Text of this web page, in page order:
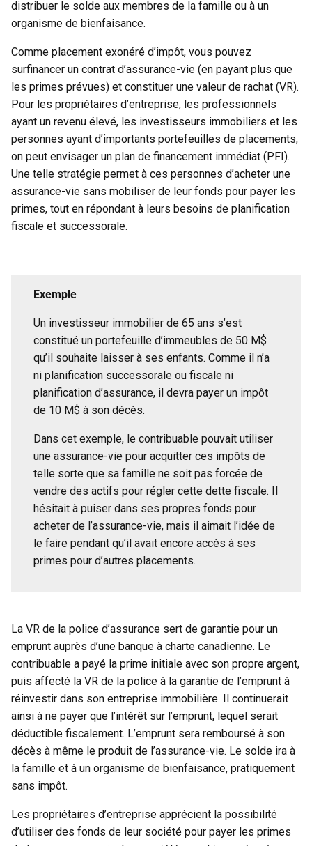
distribuer le solde aux membres de la famille ou à un
organisme de bienfaisance.
Comme placement exonéré d’impôt, vous pouvez
surfinancer un contrat d’assurance-vie (en payant plus que
les primes prévues) et constituer une valeur de rachat (VR).
Pour les propriétaires d’entreprise, les professionnels
ayant un revenu élevé, les investisseurs immobiliers et les
personnes ayant d’importants portefeuilles de placements,
on peut envisager un plan de financement immédiat (PFI).
Une telle stratégie permet à ces personnes d’acheter une
assurance-vie sans mobiliser de leur fonds pour payer les
primes, tout en répondant à leurs besoins de planification
fiscale et successorale.
Exemple
Un investisseur immobilier de 65 ans s’est
constitué un portefeuille d’immeubles de 50 M$
qu’il souhaite laisser à ses enfants. Comme il n’a
ni planification successorale ou fiscale ni
planification d’assurance, il devra payer un impôt
de 10 M$ à son décès.
Dans cet exemple, le contribuable pouvait utiliser
une assurance-vie pour acquitter ces impôts de
telle sorte que sa famille ne soit pas forcée de
vendre des actifs pour régler cette dette fiscale. Il
hésitait à puiser dans ses propres fonds pour
acheter de l’assurance-vie, mais il aimait l’idée de
le faire pendant qu’il avait encore accès à ses
primes pour d’autres placements.
La VR de la police d’assurance sert de garantie pour un
emprunt auprès d’une banque à charte canadienne. Le
contribuable a payé la prime initiale avec son propre argent,
puis affecté la VR de la police à la garantie de l’emprunt à
réinvestir dans son entreprise immobilière. Il continuerait
ainsi à ne payer que l’intérêt sur l’emprunt, lequel serait
déductible fiscalement. L’emprunt sera remboursé à son
décès à même le produit de l’assurance-vie. Le solde ira à
la famille et à un organisme de bienfaisance, pratiquement
sans impôt.
Les propriétaires d’entreprise apprécient la possibilité
d’utiliser des fonds de leur société pour payer les primes